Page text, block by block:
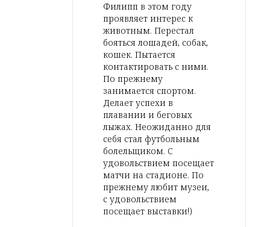
Филипп в этом году
проявляет интерес к
животным. Перестал
бояться лошадей, собак,
кошек. Пытается
контактировать с ними.
По прежнему
занимается спортом.
Делает успехи в
плавании и беговых
лыжах. Неожиданно для
себя стал футбольным
болельщиком. С
удовольствием посещает
матчи на стадионе. По
прежнему любит музеи,
с удовольствием
посещает выставки!)